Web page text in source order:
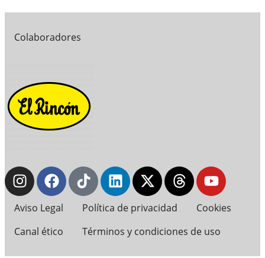
Colaboradores
Aviso Legal Política de privacidad
Cookies
Canal ético
Términos y condiciones de uso